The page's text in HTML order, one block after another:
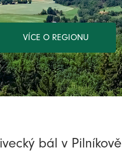
VÍCE O REGIONU
bál v Pilníkově